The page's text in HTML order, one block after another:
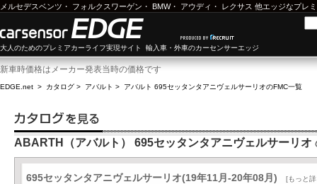
メルセデスベンツ ・ フォルクスワーゲン ・ BMW・ アウディ ・ レクサス 他エッジなプレ
大人のためのプレミアカーライフ実現サイト 輸入車・外車のカーセンサーエッジ
新車時価格はメーカー発表当時の価格です
EDGE.net > カタログ > アバルト > アバルト 695セッタンタアニヴェルサーリオのFMC一覧
ABARTH（アバルト） 695セッタンタアニヴェルサーリオ
695セッタンタアニヴェルサーリオ(19年11月-20年08月) [もっと